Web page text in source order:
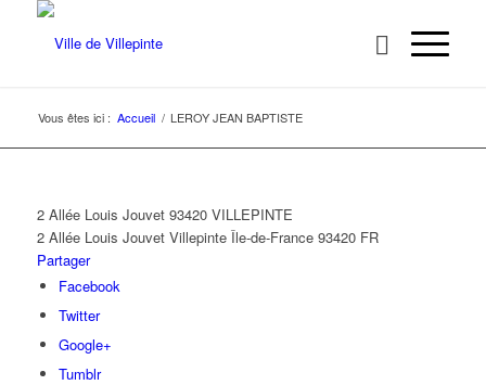
Vous êtes ici : Accueil / LEROY JEAN BAPTISTE
2 Allée Louis Jouvet 93420 VILLEPINTE
2 Allée Louis Jouvet Villepinte Île-de-France 93420 FR
Partager
Facebook
Twitter
Google+
Tumblr